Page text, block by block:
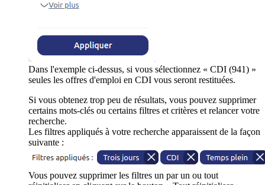
Dans l'exemple ci-dessus, si vous sélectionnez « CDI (941) »
seules les offres d'emploi en CDI vous seront restituées.
Si vous obtenez trop peu de résultats, vous pouvez supprimer
certains mots-clés ou certains filtres et critères et relancer votre
recherche.
Les filtres appliqués à votre recherche apparaissent de la façon
suivante :
Vous pouvez supprimer les filtres un par un ou tout